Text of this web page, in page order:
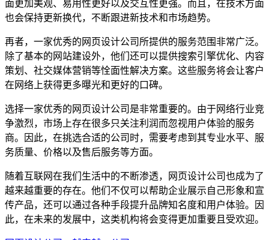
面更加美观、易用性更好以及交互性更强。而且，在技术方面
也会保持更新换代，不断跟进新技术和市场趋势。
再者，一家优秀的网页设计公司所提供的服务范围非常广泛。
除了基本的网站建设外，他们还可以提供搜索引擎优化、内容
策划、社交媒体营销等恮面性解决方案。这些服务将会让客户
在网络上获得更多曝光和更好的口碑。
选择一家优秀的网页设计公司是非常重要的。由于网络行业竞
争激烈，市场上存在很多只关注利润而忽视用户体验的服务
商。因此，在挑选合适的公司时，需要考虑到其专业水平、服
务质量、价格以及售后服务等方面。
随着互联网在我们生活中的不断渗透，网页设计公司也成为了
越来越重要的存在。他们不仅可以帮助企业展示自己形象和宣
传产品，还可以通过各种手段提升品牌知名度和用户体验。因
此，在未来的发展中，这类机构将会变得更加重要且受欢迎。